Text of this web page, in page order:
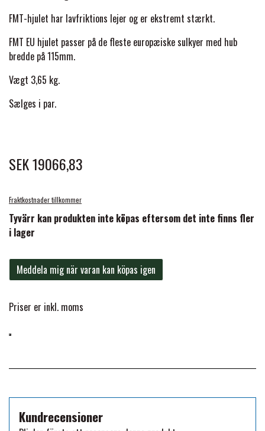
TERAPI PRODUKTER
HUER & HALSTØRKLÆDER
INSEKTBESKYTTELSE
HESTEBOLCHER & TREATS
SKO & SMEDEVÆRKTØJ
TRAVDÆKKEN & TILBEHØR
MONTÉ
GALOPP
PREMIER EQUINE LINERS & DÆKKEN
TILBEHØR
PREMIER EQUINE WALKER & RIDEDÆKKEN
PREMIER EQUINE INSEKTBESKYTTELSE
PREMIER EQUINE MAGNET & INFRARØD
PREMIER EQUINE GRIMER & TRÆKTOV
PREMIER EQUINE TRENSE & TILBEHØR
PREMIER EQUINE SADELUNDERLAG
PREMIER EQUINE PADS
CARR & DAY & MARTIN
FENWICK LIQUID TITANIUM®
FORAN EQUINE
HAPPY MOUTH
FMT-hjulet har lavfriktions lejer og er ekstremt stærkt.
FMT EU hjulet passer på de fleste europæiske sulkyer med hub
bredde på 115mm.
Vægt 3,65 kg.
Sælges i par.
SEK 19066,83
Fraktkostnader tillkommer
Tyvärr kan produkten inte köpas eftersom det inte finns fler
i lager
Meddela mig när varan kan köpas igen
Priser er inkl. moms
Kundrecensioner